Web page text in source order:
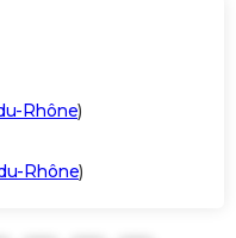
Rhône)
Rhône)